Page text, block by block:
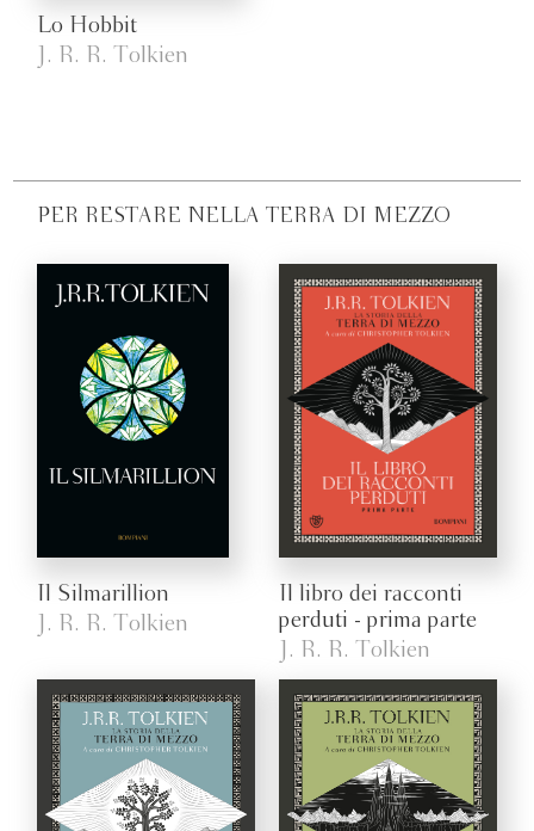
Lo Hobbit
J. R. R. Tolkien
PER RESTARE NELLA TERRA DI MEZZO
Il Silmarillion
J. R. R. Tolkien
Il libro dei racconti
perduti - prima parte
J. R. R. Tolkien